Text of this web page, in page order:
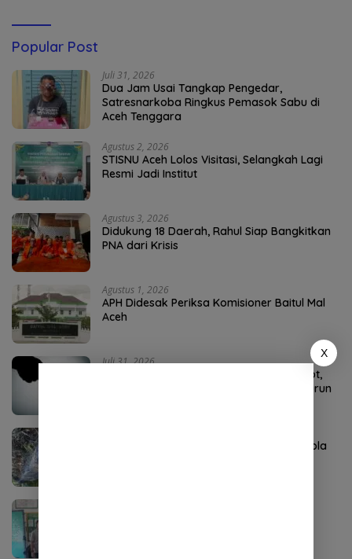
Popular Post
Juli 31, 2026
Dua Jam Usai Tangkap Pengedar,
Satresnarkoba Ringkus Pemasok Sabu di
Aceh Tenggara
Agustus 2, 2026
STISNU Aceh Lolos Visitasi, Selangkah Lagi
Resmi Jadi Institut
Agustus 3, 2026
Didukung 18 Daerah, Rahul Siap Bangkitkan
PNA dari Krisis
Agustus 1, 2026
APH Didesak Periksa Komisioner Baitul Mal
Aceh
Juli 31, 2026
Dugaan Pungli Bantuan Baitul Mal Disorot,
Pengamat Sebut Biadab, APH Diminta Turun
P3-TGAI Aceh Tenggara Disorot, Swakelola
X